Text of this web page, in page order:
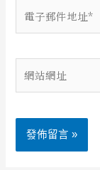
子
件
地
址
站
址